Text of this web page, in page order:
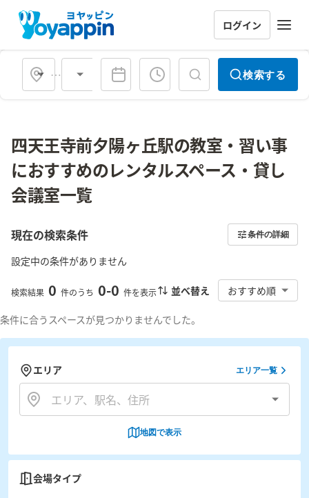
ログイン
会場タイプ 検索する
四天王寺前夕陽ヶ丘駅の教室・習い事
におすすめのレンタルスペース・貸し
会議室一覧
現在の検索条件 条件の詳細
設定中の条件がありません
検索結果 0 件のうち 0-0 件を表示 並べ替え おすすめ順
条件に合うスペースが見つかりませんでした。
エリア エリア一覧
地図で表示
会場タイプ